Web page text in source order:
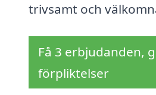
trivsamt och
Få 3 erbjudanden,
förpliktelser